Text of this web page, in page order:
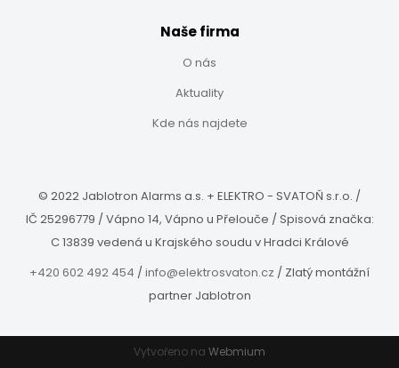
Naše firma
O nás
Aktuality
Kde nás najdete
© 2022 Jablotron Alarms a.s. + ELEKTRO - SVATOŇ s.r.o. /
IČ 25296779 / Vápno 14, Vápno u Přelouče / Spisová značka:
C 13839 vedená u Krajského soudu v Hradci Králové
+420 602 492 454 /info@elektrosvaton.cz / Zlatý montážní
partner Jablotron
Vytvořeno na Webmium